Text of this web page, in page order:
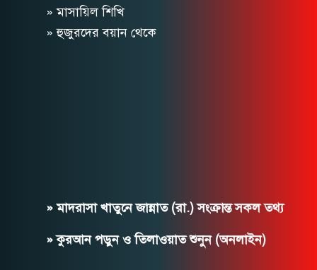
» মাসায়িল শিখি
» হুজুরদের বয়ান থেকে
» মাদরাসা খাতুনে জান্নাত (রা.) সংক্রান্ত সকল তথ্য
» কুরআন পড়ুন ও তিলাওয়াত শুনুন (অনলাইন)